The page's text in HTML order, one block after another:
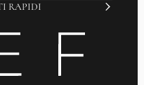
RAPIDI